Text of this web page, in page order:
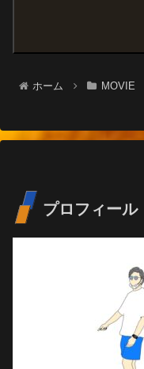
ホーム MOVIE
プロフィール